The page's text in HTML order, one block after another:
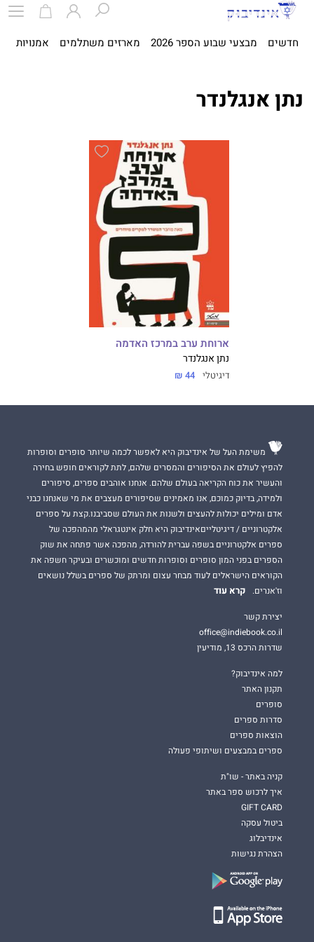
חדשים מבצעי שבוע הספר 2026 מארזים משתלמים אמנויות
נתן אנגלנדר
ארוחת ערב במרכז האדמה
נתן אנגלנדר
דיגיטלי 44 ₪
משימת העל של אינדיבוק היא לאפשר לכמה שיותר סופרים וסופרות
להפיץ לעולם את הסיפורים והמסרים שלהם, לתת לקוראים חופש בחירה
והעשיר את כוח הקריאה בעולם שלהם. אנחנו אוהבים ספרים, סיפורים
ולמידה, בדיוק כמוכם, אנו מאמינים שסיפורים מעצבים את מי שאנחנו כבני
אדם ומילים יכולות להעצים ולשנות את העולם שסביבנו.קצת על ספרים
אלקטרוניים / דיגיטלייםאינדיבוק היא חלק אינטגראלי מהמהפכה של
ספרים אלקטרוניים בשפה עברית להורדה, מהפכה אשר פתחה את שוק
הספרים בפני המון סופרים וסופרות חדשים ומוכשרים ובעיקר חשפה את
הקוראים הישראלים לעוד מבחר עצום ומרתק של ספרים בשלל נושאים
וז'אנרים.
קרא עוד
יצירת קשר
office@indiebook.co.il
שדרות הרכס 13, מודיעין
למה אינדיבוק?
תקנון האתר
סופרים
סדרות ספרים
הוצאות ספרים
ספרים במבצעים ושיתופי פעולה
קניה באתר - שו"ת
איך לרכוש ספר באתר
GIFT CARD
ביטול עסקה
אינדיבלוג
הצהרת נגישות